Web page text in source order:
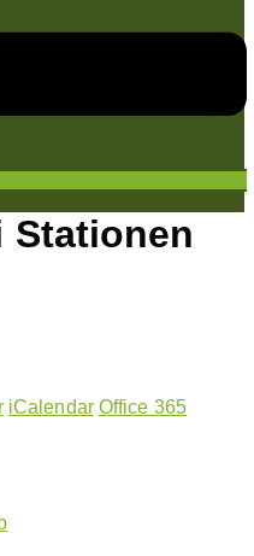
Stationen
iCalendar Office 365